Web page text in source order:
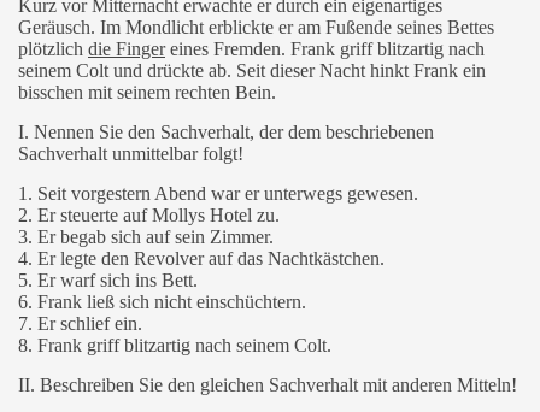
Kurz vor Mitternacht erwachte er durch ein eigenartiges
Geräusch. Im Mondlicht erblickte er am Fußende seines Bettes
plötzlich die Fingereines Fremden. Frank griff blitzartig nach
seinem Colt und drückte ab. Seit dieser Nacht hinkt Frank ein
bisschen mit seinem rechten Bein.
I. Nennen Sie den Sachverhalt, der dem beschriebenen
Sachverhalt unmittelbar folgt!
1. Seit vorgestern Abend war er unterwegs gewesen.
2. Er steuerte auf Mollys Hotel zu.
3. Er begab sich auf sein Zimmer.
4. Er legte den Revolver auf das Nachtkästchen.
5. Er warf sich ins Bett.
6. Frank ließ sich nicht einschüchtern.
7. Er schlief ein.
8. Frank griff blitzartig nach seinem Colt.
II. Beschreiben Sie den gleichen Sachverhalt mit anderen Mitteln!